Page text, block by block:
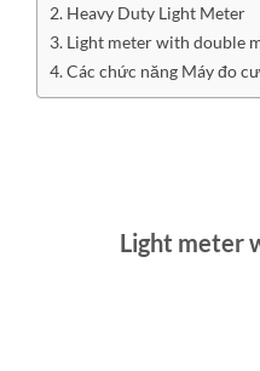
Heavy Duty Light Meter
Light meter with double
Các chức năng Máy đo
Light meter